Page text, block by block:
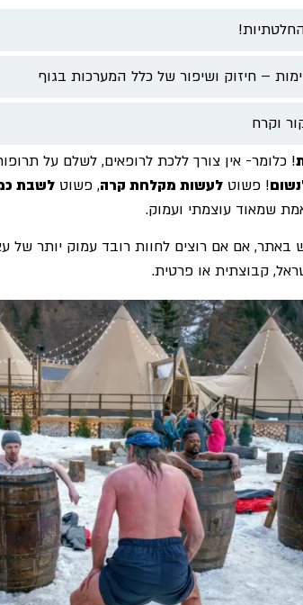
– חיזוק ושיפור של כלל המערכות בגוף
וקרח
! כלומר- אין צורך ללכת לרופאים, לשלם על
! פשוטלעשות מקלחת קרה, פשוטלשבת
שמאוד עוצמתי ועמוק.
באתר, אם אם רוצים לחוות רובד עמוק יותר של
קבוצתית או פרטית.